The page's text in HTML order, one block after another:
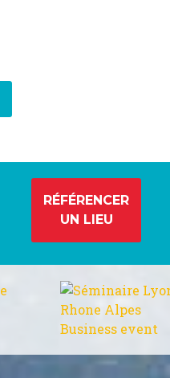
RÉFÉRENCER
UN LIEU